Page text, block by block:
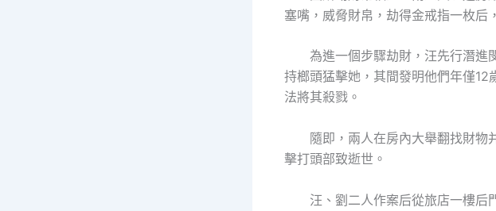
塞嘴，威脅財帛，劫得金戒指一枚后
為進一個步驟劫財，汪先行潛進
持榔頭猛擊她，其間發明他們年僅
法將其殺戮。
隨即，兩人在房內大舉翻找財物
擊打頭部致逝世。
汪、劉二人作案后從旅店一樓后門